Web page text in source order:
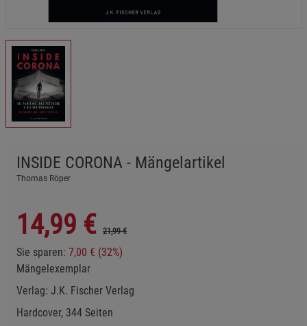
INSIDE CORONA - Mängelartikel
Thomas Röper
14,99 € 21,99 €
Sie sparen: 7,00 € (32%)
Mängelexemplar
Verlag: J.K. Fischer Verlag
Hardcover, 344 Seiten